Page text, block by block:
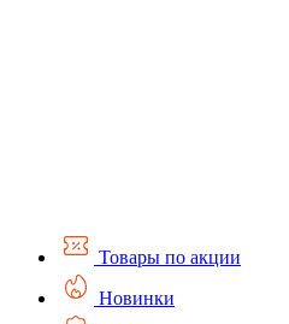
Товары по акции
Новинки